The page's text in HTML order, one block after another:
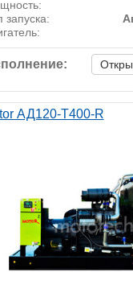
запуска:
АД120-Т400-R